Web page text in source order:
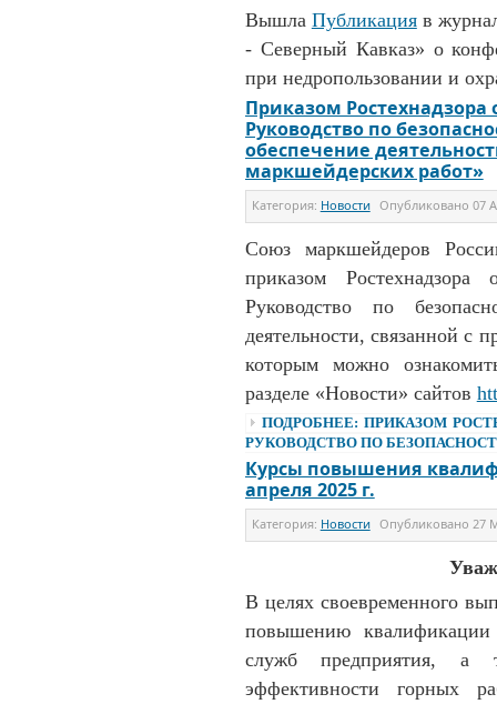
Вышла Публикацияв
- Северный Кавказ» о
при недропользовании и
Приказом Ростехнадзора
Руководство по
обеспечение
маркшейдерских работ»
Категория: Новости Опубликовано 07
Союз маркшейдеров
приказом
Руководство по
деятельности, связанной с
которым можно
разделе «Новости» сайтов
ПОДРОБНЕЕ: ПРИКАЗОМ
РУКОВОДСТВО ПО
Курсы повышения
апреля 2025 г.
Категория: Новости Опубликовано 27
В целях своевременного
повышению квалификации
служб предприятия, а
эффективности горных